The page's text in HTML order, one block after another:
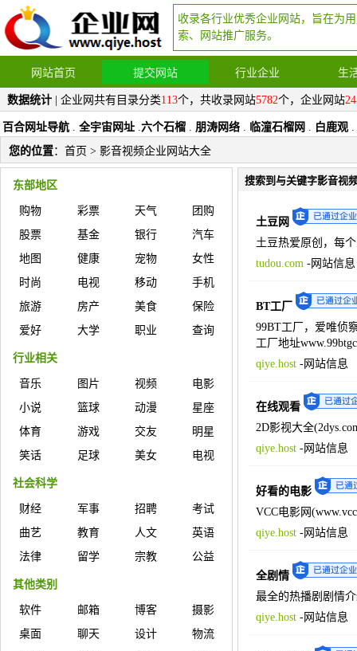
收录各行业优秀企业网站，旨在为
索、网站推广服务。
网站首页 提交网站 行业企业 生
数据统计 | 企业网共有目录分类113个，共收录网站5782个，企业网站
百合网址导航 . 全宇宙网址 .六个石榴 . 朋涛网络 . 临潼石榴网 . 白鹿观 .
您的位置： 首页 > 影音视频企业网站大全
东部地区
购物 彩票 天气
团购
股票
基金 银行
汽车
地图
健康 宠物
女性
时尚
电视 移动
手机
旅游
房产 美食
保险
爱好
大学 职业 查询
行业相关
音乐 图片 视频
电影
小说
篮球 动漫
星座
体育
游戏 交友
明星
笑话
足球 美女 电视
社会科学
财经 军事 招聘
考试
曲艺
教育 人文
英语
法律
留学 宗教 公益
其他类别
软件 邮箱 博客
摄影
桌面
聊天 设计
物流
搜索到与关键字影音视
土豆网
土豆热爱原创，每
tudou.com-网站信息
BT工厂
99BT工厂，爱唯侦
工厂地址
qiye.host-网站信息
在线观看
2D影视大全
qiye.host-网站信息
好看的电影
VCC电影网
qiye.host-网站信息
全剧情
最全的热播剧剧情
qiye.host-网站信息